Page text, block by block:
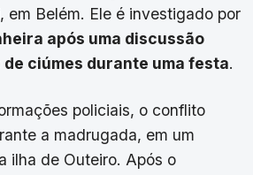
em Belém. Ele é investigado por
após uma discussão
ciúmes durante uma festa.
policiais, o conflito
a madrugada, em um
ilha de Outeiro. Após o